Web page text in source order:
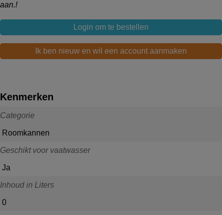
aan.!
Login om te bestellen
Ik ben nieuw en wil een account aanmaken
Kenmerken
Categorie
Roomkannen
Geschikt voor vaatwasser
Ja
Inhoud in Liters
0